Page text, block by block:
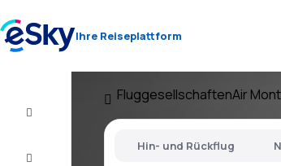
Ihre Reiseplattform
FluggesellschaftenAir
Hin- und Rückflug